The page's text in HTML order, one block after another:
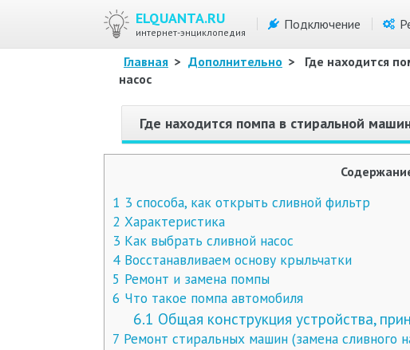
ELQUANTA.RU
интернет-энциклопедия
Подключение
Главная > Дополнительно >
Где находится
насос
Где находится помпа в стиральной
1 3 способа, как открыть сливной фильтр
2 Характеристика
3 Как выбрать сливной насос
4 Восстанавливаем основу крыльчатки
5 Ремонт и замена помпы
6 Что такое помпа автомобиля
6.1 Общая конструкция устройства,
7 Ремонт стиральных машин (замена сливного